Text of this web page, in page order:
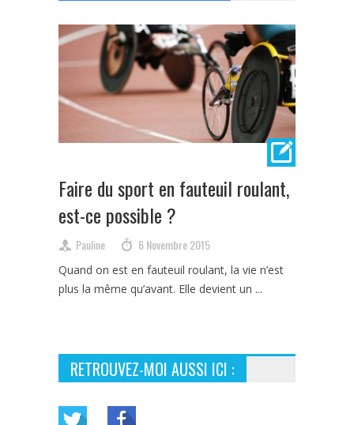
Faire du sport en fauteuil roulant,
est-ce possible ?
Pauline 6 Novembre 2015
Quand on est en fauteuil roulant, la vie n’est
plus la même qu’avant. Elle devient un ...
RETROUVEZ-MOI AUSSI ICI :